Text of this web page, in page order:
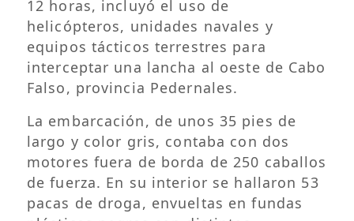
12 horas, incluyó el uso de
helicópteros, unidades navales y
equipos tácticos terrestres para
interceptar una lancha al oeste de Cabo
Falso, provincia Pedernales.
La embarcación, de unos 35 pies de
largo y color gris, contaba con dos
motores fuera de borda de 250 caballos
de fuerza. En su interior se hallaron 53
pacas de droga, envueltas en fundas